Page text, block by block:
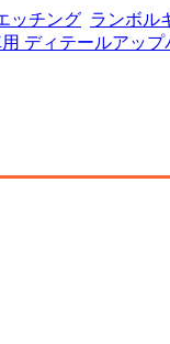
ッチング ランボル
ディテールアップ